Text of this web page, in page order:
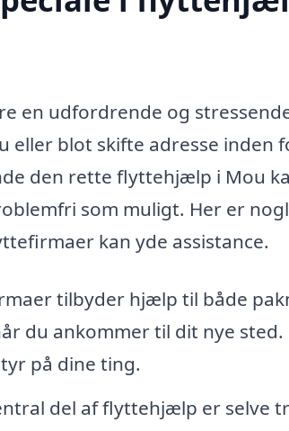
en udfordrende og
eller blot skifte adresse inden
den rette flyttehjælp i Mou
som muligt. Her er
kan yde assistance.
tilbyder hjælp til både
du ankommer til dit nye sted.
på dine ting.
del af flyttehjælp er selve